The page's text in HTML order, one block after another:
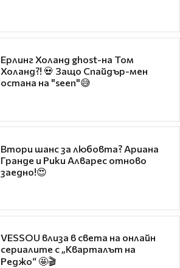
Ерлинг Холанд ghost-на Том
Холанд?! 💀 Защо Спайдър-мен
остана на "seen"😅
Втори шанс за любовта? Ариана
Гранде и Рики Алварес отново
заедно!😍
VESSOU влиза в света на онлайн
сериалите с „Кварталът на
Реджо“ 🤩🎬